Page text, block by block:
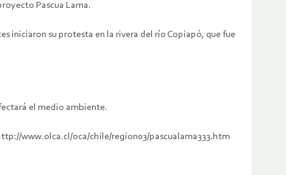
Pascua Lama.
iniciaron su protesta en la rivera del río Copiapó, que fue
el medio ambiente.
www.olca.cl/oca/chile/region03/pascualama333.htm